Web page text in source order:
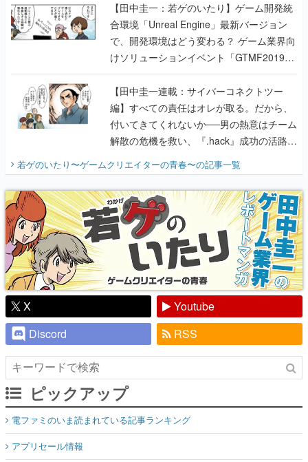
【田中圭一：若ゲのいたり】ゲーム開発統
合環境「Unreal Engine」最新バージョン
で、開発環境はどう変わる？ ゲーム業界向
けソリューションイベント「GTMF2019」
に行って、より理解を深めよう【PR】
【田中圭一連載：サイバーコネクトツー
編】すべての責任はオレが取る。だから、
付いてきてくれないか──男の熱意はチーム
解散の危機を救い、『.hack』成功の活路を
開く。業界の快男児・松山 洋に流れる血は
『少年ジャンプ』色だった【若ゲのいた
り】
若ゲのいたり〜ゲームクリエイターの青春〜の記事一覧
X
Youtube
Discord
RSS
ピックアップ
電ファミのいま読まれている記事ランキング
アプリセール情報